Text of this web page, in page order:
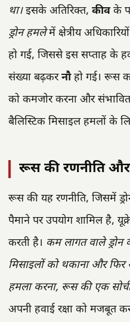
था।इसके अतिरिक्त, कीवके
ड्रोन हमलेमें क्षेत्रीय
हो गई, जिससे इस सप्ताह के
संख्या बढ़करनौहो गई। रूस का
को कमजोर करना और
बैलिस्टिक मिसाइल हमलों के
रूस की रणनीति और
रूस की यह रणनीति, जिसमें
पैमाने पर उपयोग शामिल है,
करती है। कम लागत वाले ड्रोन
मिसाइलों को थकाना और फिर
हमला करना, रूस की एक
अपनी हवाई रक्षा को मजबूत